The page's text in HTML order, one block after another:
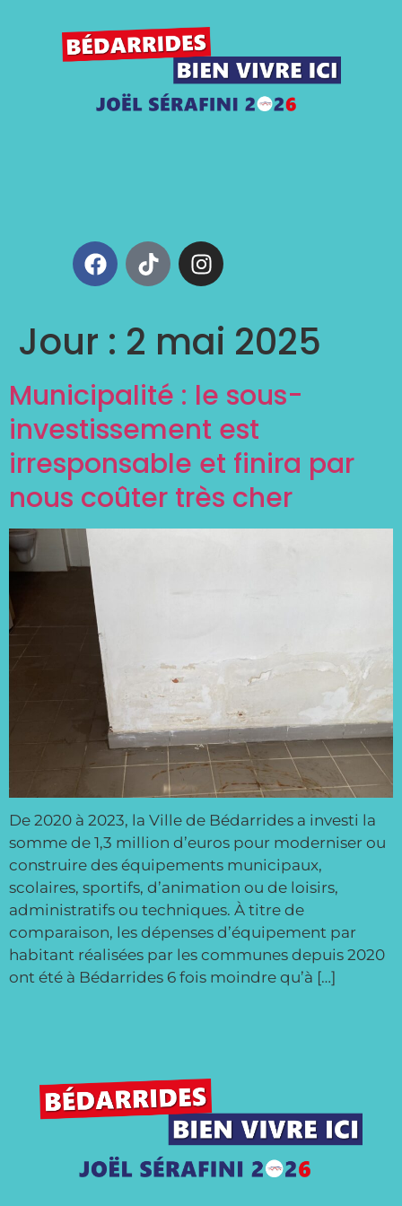
Jour : 2 mai 2025
Municipalité : le sous-
investissement est
irresponsable et finira par
nous coûter très cher
De 2020 à 2023, la Ville de Bédarrides a investi la
somme de 1,3 million d’euros pour moderniser ou
construire des équipements municipaux,
scolaires, sportifs, d’animation ou de loisirs,
administratifs ou techniques. À titre de
comparaison, les dépenses d’équipement par
habitant réalisées par les communes depuis 2020
ont été à Bédarrides 6 fois moindre qu’à […]